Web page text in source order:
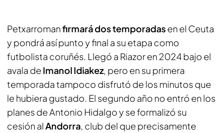
Petxarromanfirmará dos temporadasen el Ceuta
y pondrá así punto y final a su etapa como
futbolista coruñés. Llegó a Riazor en 2024 bajo el
avala de Imanol Idiakez, pero en su primera
temporada tampoco disfrutó de los minutos que
le hubiera gustado. El segundo año no entró en los
planes de Antonio Hidalgo y se formalizó su
cesión alAndorra, club del que precisamente